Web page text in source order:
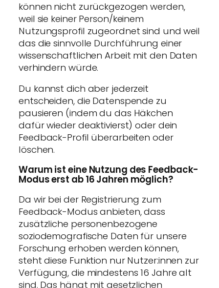
können nicht zurückgezogen werden,
weil sie keiner Person/keinem
Nutzungsprofil zugeordnet sind und weil
das die sinnvolle Durchführung einer
wissenschaftlichen Arbeit mit den Daten
verhindern würde.
Du kannst dich aber jederzeit
entscheiden, die Datenspende zu
pausieren (indem du das Häkchen
dafür wieder deaktivierst) oder dein
Feedback-Profil überarbeiten oder
löschen.
Warum ist eine Nutzung des Feedback-
Modus erst ab 16 Jahren möglich?
Da wir bei der Registrierung zum
Feedback-Modus anbieten, dass
zusätzliche personenbezogene
soziodemografische Daten für unsere
Forschung erhoben werden können,
steht diese Funktion nur Nutzer:innen zur
Verfügung, die mindestens 16 Jahre alt
sind. Das hängt mit gesetzlichen